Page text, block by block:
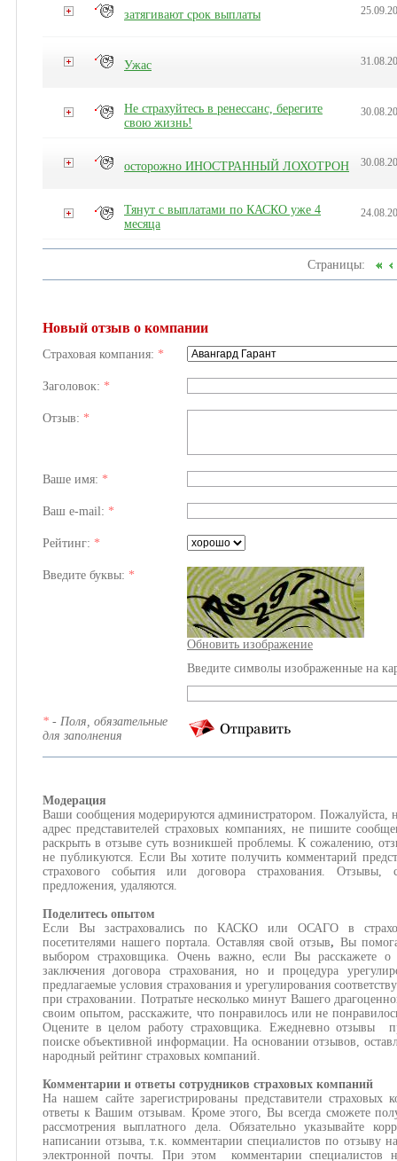
затягивают срок выплаты
Ужас
Не страхуйтесь в ренессанс, берегите
свою жизнь!
осторожно ИНОСТРАННЫЙ ЛОХОТРОН
Тянут с выплатами по КАСКО уже 4
месяца
Страницы:
Новый отзыв о компании
Страховая компания: *
Заголовок: *
Отзыв: *
Ваше имя: *
Ваш e-mail: *
Рейтинг: *
Введите буквы: *
Обновить изображение
Введите символы изображенные на
* - Поля, обязательные
для заполнения
Модерация
Ваши сообщения модерируются администратором. Пожалуйста,
адрес представителей страховых компаниях, не пишите
раскрыть в отзыве суть возникшей проблемы. К сожалению,
не публикуются. Если Вы хотите получить комментарий
страхового события или договора страхования.
предложения, удаляются.
Поделитесь опытом
Если Вы застраховались по КАСКО или ОСАГО в
посетителями нашего портала. Оставляя свой отзыв, Вы
выбором страховщика. Очень важно, если Вы расскажете
заключения договора страхования, но и процедура
предлагаемые условия страхования и урегулирования
при страховании. Потратьте несколько минут Вашего
своим опытом, расскажите, что понравилось или не
Оцените в целом работу страховщика. Ежедневно отзывы
поиске объективной информации. На основании отзывов,
народный рейтинг страховых компаний.
Комментарии и ответы сотрудников страховых компаний
На нашем сайте зарегистрированы представители
ответы к Вашим отзывам. Кроме этого, Вы всегда сможете
рассмотрения выплатного дела. Обязательно указывайте
написании отзыва, т.к. комментарии специалистов по отзыву
электронной почты. При этом комментарии специалистов